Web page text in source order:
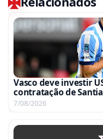
Vasco deve investir
contratação de
7/08/2026